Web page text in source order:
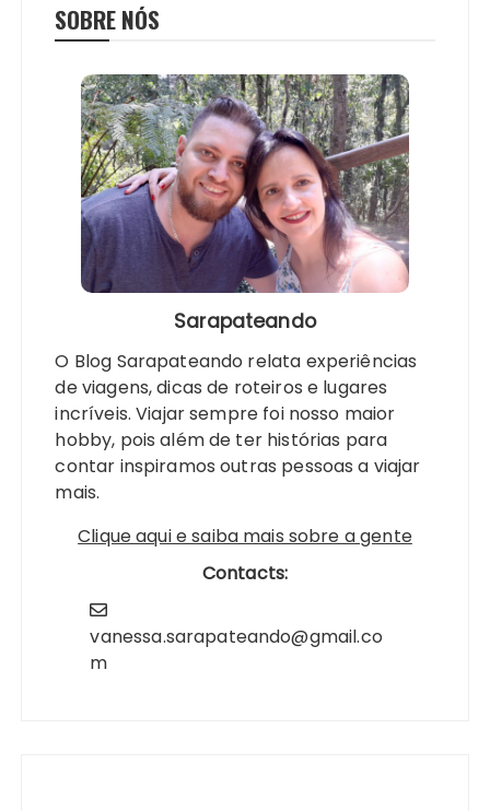
SOBRE NÓS
Sarapateando
O Blog Sarapateando relata experiências
de viagens, dicas de roteiros e lugares
incríveis. Viajar sempre foi nosso maior
hobby, pois além de ter histórias para
contar inspiramos outras pessoas a viajar
mais.
Clique aqui e saiba mais sobre a gente
Contacts:
vanessa.sarapateando@gmail.co
m